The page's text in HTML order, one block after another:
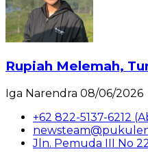
Rupiah Melemah,
Iga Narendra 08/06/2026
+62 822-5137-6212
Jln. Pemuda III No